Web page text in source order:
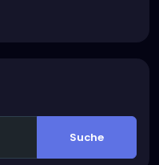
Suche